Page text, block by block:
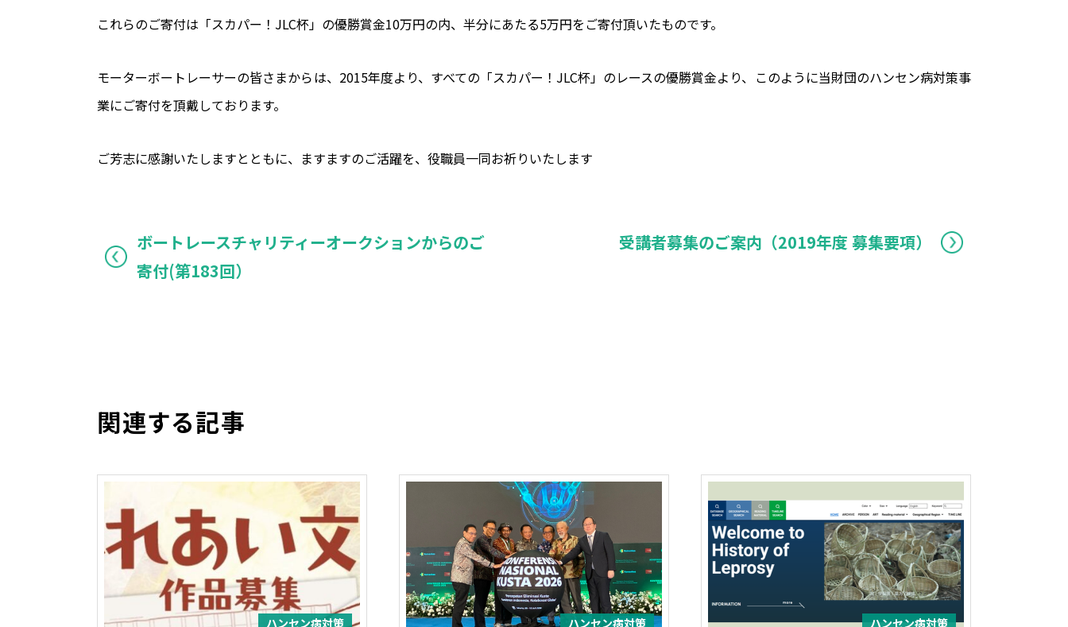
これらのご寄付は「スカパー！JLC杯」の優勝賞金10万円の内、半分にあたる5万円をご寄付頂いたものです。
モーターボートレーサーの皆さまからは、2015年度より、すべての「スカパー！JLC杯」のレースの優勝賞金より、このように当財団のハンセン病対策事
業にご寄付を頂戴しております。
ご芳志に感謝いたしますとともに、ますますのご活躍を、役職員一同お祈りいたします
ボートレースチャリティーオークションからのご
寄付(第183回）
受講者募集のご案内（2019年度 募集要項）
関連する記事
ハンセン病対策 ハンセン病対策 ハンセン病対策